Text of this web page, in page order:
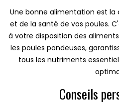
Une bonne alimentation est
et de la santé de vos poules.
à votre disposition des
les poules pondeuses,
tous les nutriments
Conseils